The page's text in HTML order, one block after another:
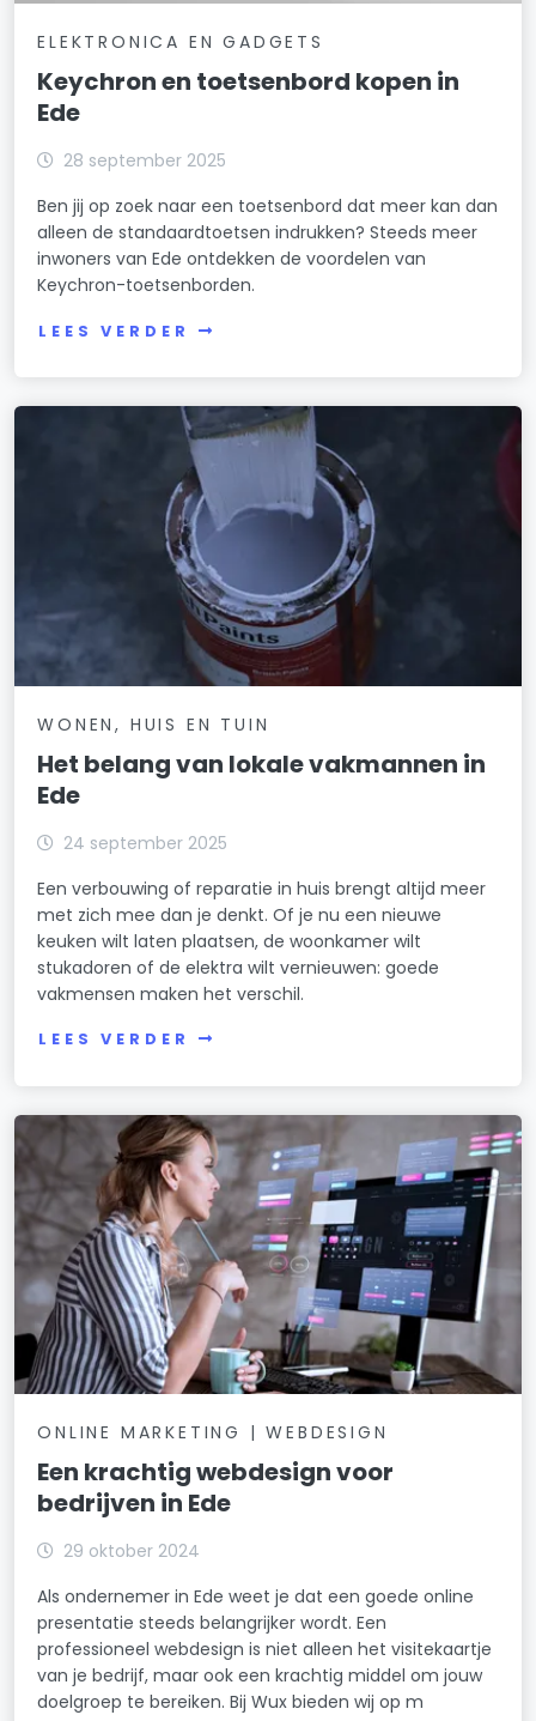
ELEKTRONICA EN GADGETS
Keychron en toetsenbord kopen in
Ede
28 september 2025
Ben jij op zoek naar een toetsenbord dat meer kan dan
alleen de standaardtoetsen indrukken? Steeds meer
inwoners van Ede ontdekken de voordelen van
Keychron-toetsenborden.
LEES VERDER
WONEN, HUIS EN TUIN
Het belang van lokale vakmannen in
Ede
24 september 2025
Een verbouwing of reparatie in huis brengt altijd meer
met zich mee dan je denkt. Of je nu een nieuwe
keuken wilt laten plaatsen, de woonkamer wilt
stukadoren of de elektra wilt vernieuwen: goede
vakmensen maken het verschil.
LEES VERDER
ONLINE MARKETING | WEBDESIGN
Een krachtig webdesign voor
bedrijven in Ede
29 oktober 2024
Als ondernemer in Ede weet je dat een goede online
presentatie steeds belangrijker wordt. Een
professioneel webdesign is niet alleen het visitekaartje
van je bedrijf, maar ook een krachtig middel om jouw
doelgroep te bereiken. Bij Wux bieden wij op m